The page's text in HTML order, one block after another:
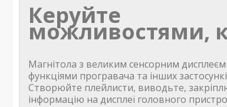
Керуйте
можливостями,
Магнітола з великим сенсорним дисплеєм
функціями програвача та інших
Створюйте плейлисти, виводьте,
інформацію на дисплеї головного